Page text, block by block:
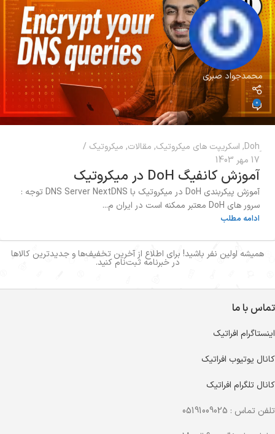
محمدجواد صبری
0
, اسکریپت های میکروتیک, مقالات, میکروتیک
17 مهر 1403
آموزش کانفیگ DoH در میکروتیک
آموزش پیکربندی DoH در میکروتیک با DNS Server NextDNS توجه :
سرور های DoH معتبر ممکنه است در ایران م...
ادامه مطلب
همیشه اولین نفر باشید! برای اطلاع از آخرین تخفیف‌ها و جدیدترین کالاها
در خبرنامه ثبت‌نام کنید.
تماس با ما
اینستاگرام افراتیک
کانال یوتیوب افراتیک
کانال تلگرام افراتیک
تلفن تماس : 05191009025